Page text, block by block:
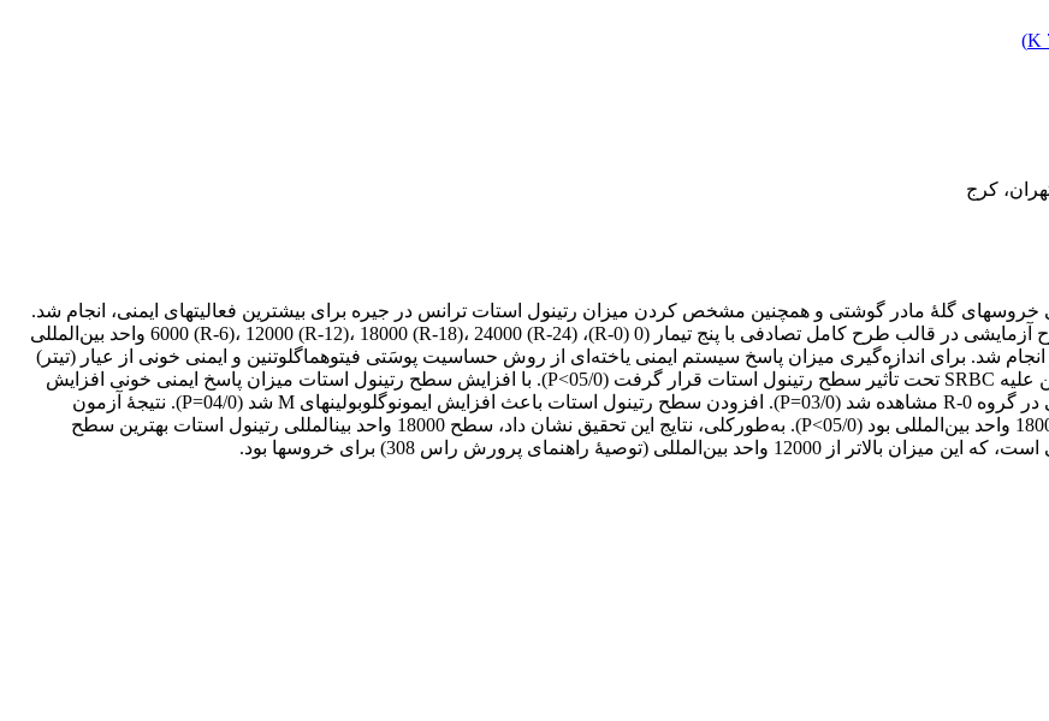
)
کرج
خروس­های گلۀ مادر گوشتی و همچنین مشخص کردن میزان رتینول استات ترانس در جیره برای بیشترین فعالیت­های ایمنی، انجام شد.
بدین منظور از 60 قطعه خروس مادر گوشتی راس 308 استفاده شد. طرح آزمایشی در قالب طرح کامل تصادفی با پنج تیمار (0 (R-0)، 6000 (R-6)، 12000 (R-12)، 18000 (R-18)، 24000 (R-24) واحد بین‌المللی
در هر کیلوگرم خوراک) و 12 تکرار در هر تیمار انجام شد. برای اندازه‌گیری میزان پاسخ سیستم ایمنی یاخته‌ای از روش حساسیت پوسَتی فیتوهماگلوتنین و ایمنی خونی از عیار (تیتر)
پادتن (آنتی­بادی) علیه گلبول قرمز گوسفند (SRBC) استفاده شد. عیار پادتن علیه SRBC تحت تأثیر سطح رتینول استات قرار گرفت (05/0>P). با افزایش سطح رتینول استات میزان پاسخ ایمنی خونی افزایش
یافت. بهترین پاسخ ایمنی خونی در گروه R-24 و کمترین پاسخ ایمنی خونی در گروه R-0 مشاهده شد (03/0=P). افزودن سطح رتینول استات باعث افزایش ایمونوگلوبولین­های M شد (04/0=P). نتیجۀ آزمون
حساسیت پوستی گویای افزایش معنی­داری تأثیر رتینول استات تا سطح 18000 واحد بین‌المللی بود (05/0>P). به‌طورکلی، نتایج این تحقیق نشان داد، سطح 18000 واحد بین­المللی رتینول استات بهترین سطح
راهنمای پرورش راس 308) برای خروس­ها بود.